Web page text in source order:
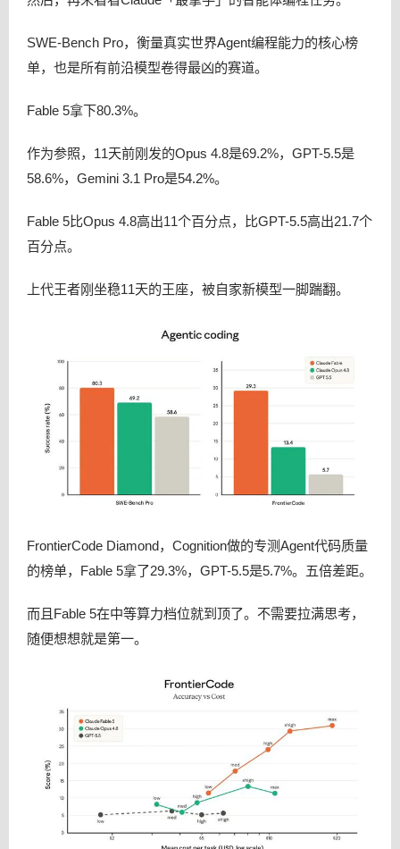
SWE-Bench Pro，衡量真实世界Agent编程能力的核心榜
单，也是所有前沿模型卷得最凶的赛道。
Fable 5拿下80.3%。
作为参照，11天前刚发的Opus 4.8是69.2%，GPT-5.5是
58.6%，Gemini 3.1 Pro是54.2%。
Fable 5比Opus 4.8高出11个百分点，比GPT-5.5高出21.7个
百分点。
上代王者刚坐稳11天的王座，被自家新模型一脚踹翻。
FrontierCode Diamond，Cognition做的专测Agent代码质量
的榜单，Fable 5拿了29.3%，GPT-5.5是5.7%。五倍差距。
而且Fable 5在中等算力档位就到顶了。不需要拉满思考，
随便想想就是第一。